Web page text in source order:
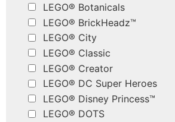
LEGO® Botanicals
LEGO® BrickHeadz™
LEGO® City
LEGO® Classic
LEGO® Creator
LEGO® DC Super Heroes
LEGO® Disney Princess™
LEGO® DOTS